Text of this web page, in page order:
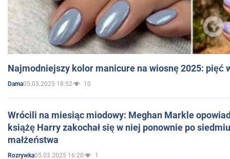
Najmodniejszy kolor manicure na wiosnę 2025: pięć
Dama05.03.2025 18:52 10
Wrócili na miesiąc miodowy: Meghan Markle
książę Harry zakochał się w niej ponownie po
małżeństwa
Rozrywka05.03.2025 16:20 1